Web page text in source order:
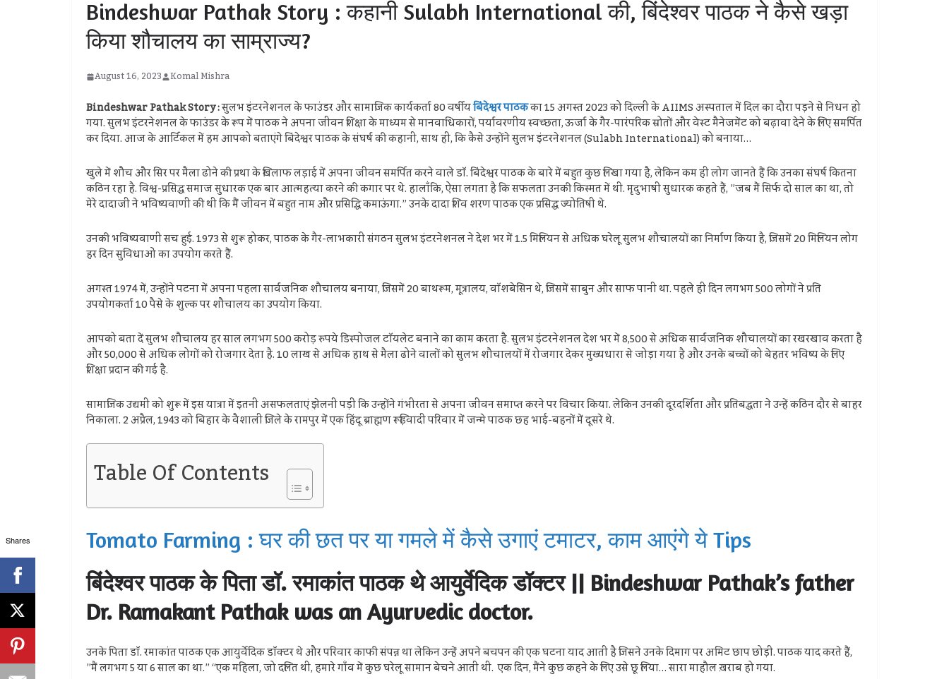
Bindeshwar Pathak Story : कहानी Sulabh International की, बिंदेश्वर पाठक ने कैसे खड़ा
किया शौचालय का साम्राज्य?
August 16, 2023 Komal Mishra
Bindeshwar Pathak Story :सुलभ इंटरनेशनल के फाउंडर और सामाजिक कार्यकर्ता 80 वर्षीयबिंदेश्वर पाठकका 15 अगस्त 2023 को दिल्ली के AIIMS अस्पताल में दिल का दौरा पड़ने से निधन हो
गया. सुलभ इंटरनेशनल के फाउंडर के रूप में पाठक ने अपना जीवन शिक्षा के माध्यम से मानवाधिकारों, पर्यावरणीय स्वच्छता, ऊर्जा के गैर-पारंपरिक स्रोतों और वेस्ट मैनेजमेंट को बढ़ावा देने के लिए समर्पित
कर दिया. आज के आर्टिकल में हम आपको बताएंगे बिंदेश्वर पाठक के संघर्ष की कहानी, साथ ही, कि कैसे उन्होंने सुलभ इंटरनेशनल (Sulabh International) को बनाया…
खुले में शौच और सिर पर मैला ढोने की प्रथा के खिलाफ लड़ाई में अपना जीवन समर्पित करने वाले डॉ. बिंदेश्वर पाठक के बारे में बहुत कुछ लिखा गया है, लेकिन कम ही लोग जानते हैं कि उनका संघर्ष कितना
कठिन रहा है. विश्व-प्रसिद्ध समाज सुधारक एक बार आत्महत्या करने की कगार पर थे. हालाँकि, ऐसा लगता है कि सफलता उनकी किस्मत में थी. मृदुभाषी सुधारक कहते हैं, ”जब मैं सिर्फ दो साल का था, तो
मेरे दादाजी ने भविष्यवाणी की थी कि मैं जीवन में बहुत नाम और प्रसिद्धि कमाऊंगा.” उनके दादा शिव शरण पाठक एक प्रसिद्ध ज्योतिषी थे.
उनकी भविष्यवाणी सच हुई. 1973 से शुरू होकर, पाठक के गैर-लाभकारी संगठन सुलभ इंटरनेशनल ने देश भर में 1.5 मिलियन से अधिक घरेलू सुलभ शौचालयों का निर्माण किया है, जिसमें 20 मिलियन लोग
हर दिन सुविधाओं का उपयोग करते हैं.
अगस्त 1974 में, उन्होंने पटना में अपना पहला सार्वजनिक शौचालय बनाया, जिसमें 20 बाथरूम, मूत्रालय, वॉशबेसिन थे, जिसमें साबुन और साफ पानी था. पहले ही दिन लगभग 500 लोगों ने प्रति
उपयोगकर्ता 10 पैसे के शुल्क पर शौचालय का उपयोग किया.
आपको बता दें सुलभ शौचालय हर साल लगभग 500 करोड़ रुपये डिस्पोजल टॉयलेट बनाने का काम करता है. सुलभ इंटरनेशनल देश भर में 8,500 से अधिक सार्वजनिक शौचालयों का रखरखाव करता है
और 50,000 से अधिक लोगों को रोजगार देता है. 10 लाख से अधिक हाथ से मैला ढोने वालों को सुलभ शौचालयों में रोजगार देकर मुख्यधारा से जोड़ा गया है और उनके बच्चों को बेहतर भविष्य के लिए
शिक्षा प्रदान की गई है.
सामाजिक उद्यमी को शुरू में इस यात्रा में इतनी असफलताएं झेलनी पड़ीं कि उन्होंने गंभीरता से अपना जीवन समाप्त करने पर विचार किया. लेकिन उनकी दूरदर्शिता और प्रतिबद्धता ने उन्हें कठिन दौर से बाहर
निकाला. 2 अप्रैल, 1943 को बिहार के वैशाली जिले के रामपुर में एक हिंदू ब्राह्मण रूढ़िवादी परिवार में जन्मे पाठक छह भाई-बहनों में दूसरे थे.
Table Of Contents
Tomato Farming : घर की छत पर या गमले में कैसे उगाएं टमाटर, काम आएंगे ये Tips
बिंदेश्वर पाठक के पिता डॉ. रमाकांत पाठक थे आयुर्वेदिक डॉक्टर || Bindeshwar Pathak’s father
Dr. Ramakant Pathak was an Ayurvedic doctor.
उनके पिता डॉ. रमाकांत पाठक एक आयुर्वेदिक डॉक्टर थे और परिवार काफी संपन्न था लेकिन उन्हें अपने बचपन की एक घटना याद आती है जिसने उनके दिमाग पर अमिट छाप छोड़ी. पाठक याद करते हैं,
”मैं लगभग 5 या 6 साल का था.” “एक महिला, जो दलित थी, हमारे गाँव में कुछ घरेलू सामान बेचने आती थी. एक दिन, मैंने कुछ कहने के लिए उसे छू लिया… सारा माहौल ख़राब हो गया.
Shares